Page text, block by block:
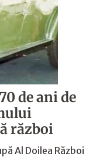
de ani de
război
Al Doilea Război